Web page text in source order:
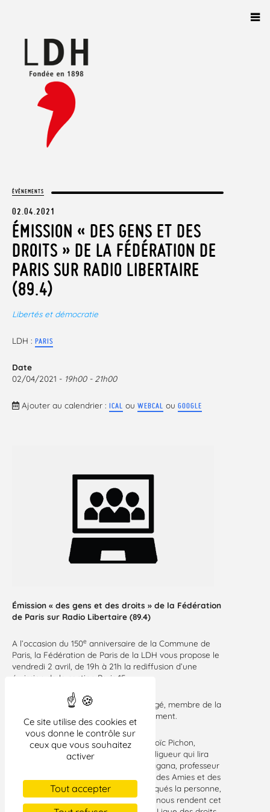
Ce site utilise des cookies et
vous donne le contrôle sur
ceux que vous souhaitez
activer
Tout accepter
ÉVÈNEMENTS
02.04.2021
ÉMISSION « DES GENS ET DES
DROITS » DE LA FÉDÉRATION DE
PARIS SUR RADIO LIBERTAIRE
(89.4)
Libertés et démocratie
LDH : PARIS
Date
02/04/2021 - 19h00 - 21h00
Ajouter au calendrier : ICAL ou WEBCAL ou GOOGLE
Émission « des gens et des droits » de la Fédération
de Paris sur Radio Libertaire (89.4)
A l’occasion du 150e anniversaire de la Commune de
Paris, la Fédération de Paris de la LDH vous propose le
vendredi 2 avril, de 19h à 21h la rediffusion d’une
émission de la section Paris 15 :
Jules Vallès écrivain, journaliste engagé, membre de la
arrondissement.
C’est avec des ligueuses de Paris 15, Loïc Pichon,
comédien, metteur en scène et aussi ligueur qui lira
des textes de Jules Vallès et Marc Lagana, professeur
honoraire et membre de l’association des Amies et des
Amis de la Commune, que seront évoqués la personne,
les prises de position, les combats qui nous rendent cet